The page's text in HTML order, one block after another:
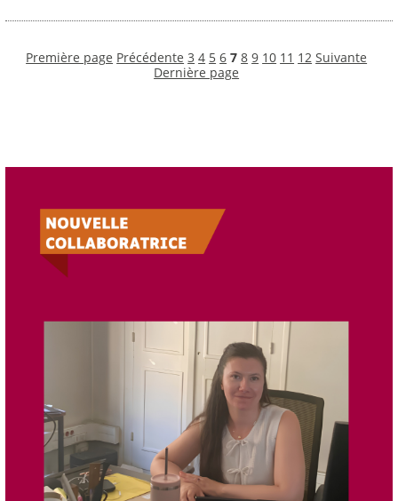
Première page Précédente 3 4 5 6 7 8 9 10 11 12 Suivante
Dernière page